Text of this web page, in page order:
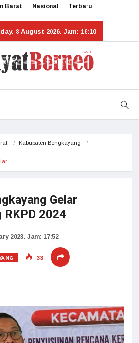
Barat Nasional Terbaru
8 August 2026. Jam: 16:10
Kabupaten Bengkayang
Gelar
RKPD 2024
2023. Jam: 17:52
33